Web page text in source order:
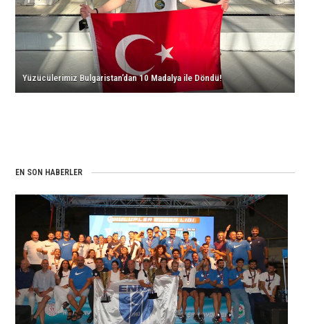
Döndü!
için
Yüzücülerimiz Bulgaristan’dan 10 Madalya ile Döndü!
için
Sonuçlar!
için
Rekoru!!!
için
TÜRKİYE
REKORU
EN SON HABERLER